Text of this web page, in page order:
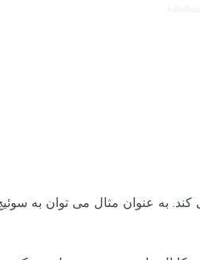
به عنوان مثال می توان به